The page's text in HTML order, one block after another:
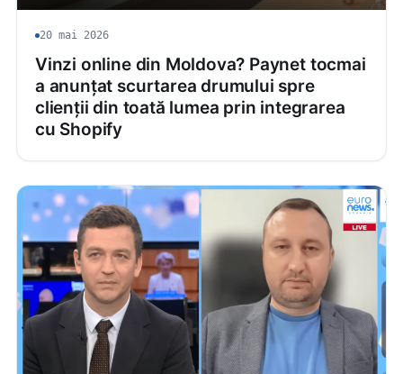
20 mai 2026
Vinzi online din Moldova? Paynet tocmai
a anunțat scurtarea drumului spre
clienții din toată lumea prin integrarea
cu Shopify